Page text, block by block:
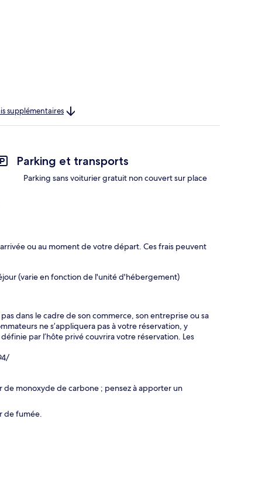
supplémentaires
Parking et transports
Parking sans voiturier gratuit non couvert sur place
ou au moment de votre départ. Ces frais peuvent
(varie en fonction de l'unité d'hébergement)
dans le cadre de son commerce, son entreprise ou sa
ne s’appliquera pas à votre réservation, y
par l’hôte privé couvrira votre réservation. Les
monoxyde de carbone ; pensez à apporter un
de fumée.